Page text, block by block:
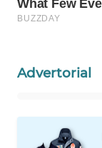
Advertorial
WAHANANEWS
NET
SPORT
WAHANA
UMKM